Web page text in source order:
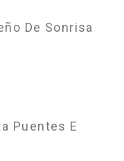
De Sonrisa
Puentes E